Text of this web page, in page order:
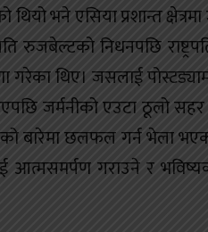
भने एसिया प्रशान्त
रुजबेल्टको निधनपछि
गरेका थिए। जसलाई
जर्मनीको एउटा ठूलो
बारेमा छलफल गर्न भेला
आत्मसमर्पण गराउने र